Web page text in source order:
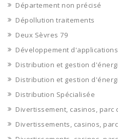
Département non précisé
Dépollution traitements
Deux Sèvres 79
Développement
Distribution et gestion
Distribution et gestion
Distribution Spécialisée
Divertissement, casinos, parc
Divertissements, casinos,